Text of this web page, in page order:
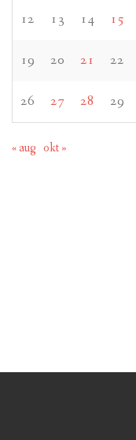
12 13 14 15
19 20 21 22
26 27 28 29
« aug okt »